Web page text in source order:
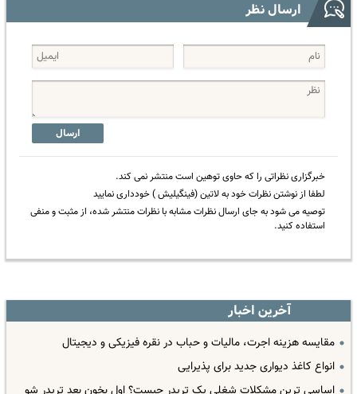
ارسال نظر
ارسال
خبرگزاری نظراتی را که حاوی توهین است منتشر نمی کند.
لطفا از نوشتن نظرات خود به لاتین (فینگیلیش ) خودداری نمایید
توصیه می شود به جای ارسال نظرات مشابه با نظرات منتشر شده، از مثبت و منفی
استفاده کنید.
آخرین اخبار
مقایسه هزینه اجرت، مالیات و حباب در نقره فیزیکی و دیجیتال
انواع کاغذ دیواری جدید برای پذیرایی